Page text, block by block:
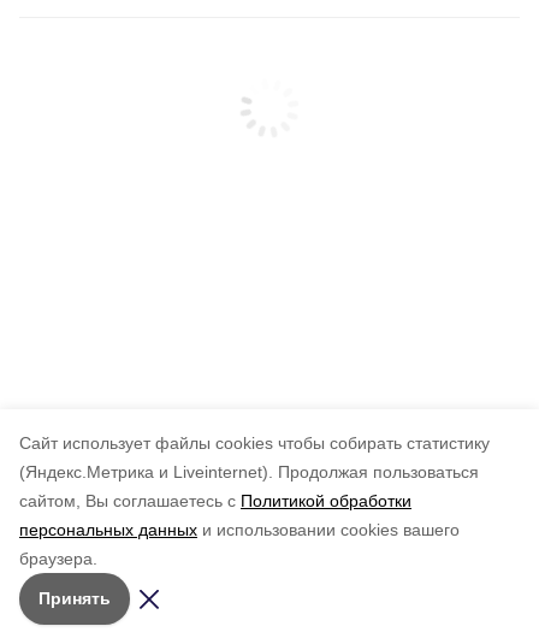
Cайт использует файлы cookies чтобы собирать статистику
(Яндекс.Метрика и Liveinternet).
Продолжая пользоваться
сайтом, Вы соглашаетесь с Политикой обработки
персональных данных и использовании cookies вашего
браузера.
Принять